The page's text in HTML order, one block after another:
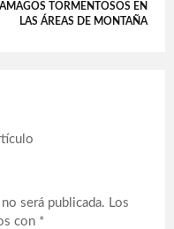
AMAGOS TORMENTOSOS EN
LAS ÁREAS DE MONTAÑA
será publicada. Los
con *